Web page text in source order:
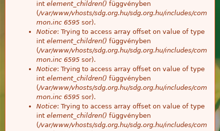
int element_children() függvényben
(/var/www/vhosts/sdg.org.hu/sdg.org.hu/includes/com
mon.inc 6595 sor).
Notice: Trying to access array offset on value of type
int element_children() függvényben
(/var/www/vhosts/sdg.org.hu/sdg.org.hu/includes/com
mon.inc 6595 sor).
Notice: Trying to access array offset on value of type
int element_children() függvényben
(/var/www/vhosts/sdg.org.hu/sdg.org.hu/includes/com
mon.inc 6595 sor).
Notice: Trying to access array offset on value of type
int element_children() függvényben
(/var/www/vhosts/sdg.org.hu/sdg.org.hu/includes/com